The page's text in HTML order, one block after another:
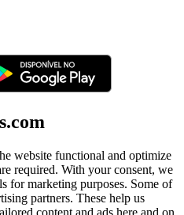
website functional and optimize
required. With your consent, we
for marketing purposes. Some of
partners. These help us